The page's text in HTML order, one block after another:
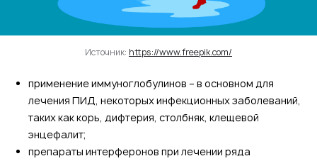
Источник: https://www.freepik.com/
применение иммуноглобулинов – в основном для
лечения ПИД, некоторых инфекционных заболеваний,
таких как корь, дифтерия, столбняк, клещевой
энцефалит;
препараты интерферонов при лечении ряда